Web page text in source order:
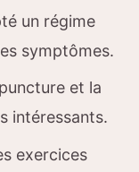
un régime
symptômes.
et la
intéressants.
exercices